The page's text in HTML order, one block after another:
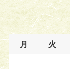
月 火